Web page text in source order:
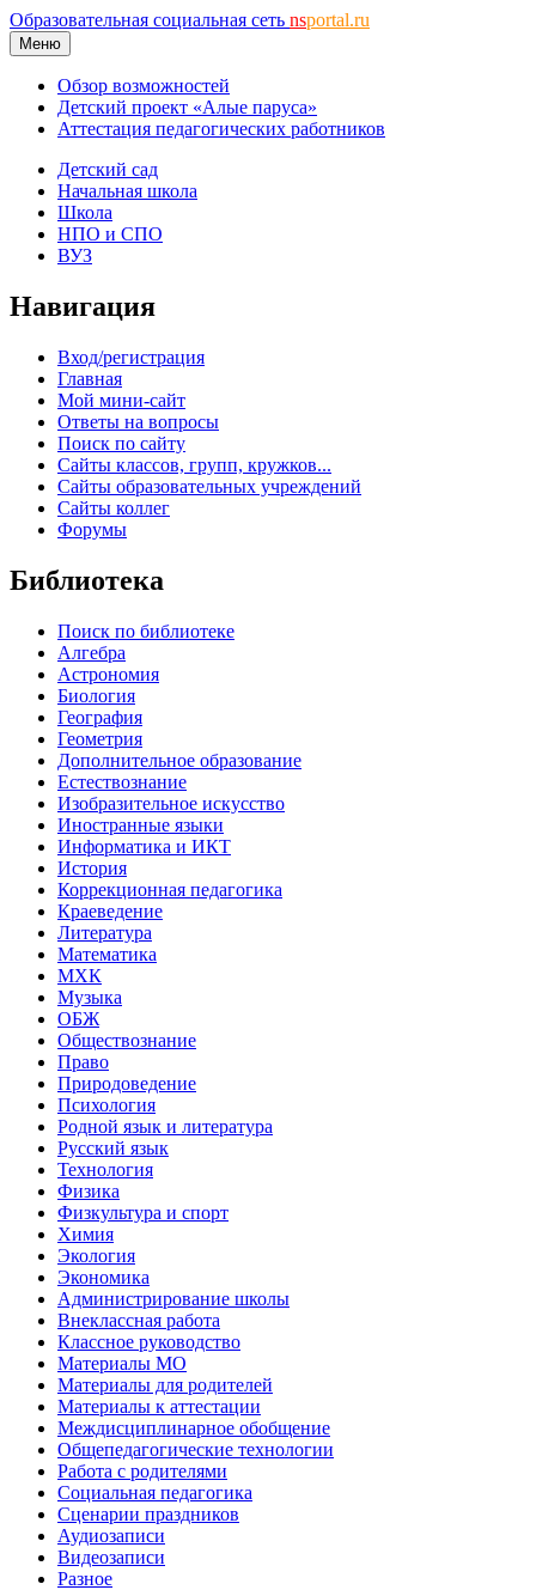
Образовательная социальная сеть nsportal.ru
Меню
Обзор возможностей
Детский проект «Алые паруса»
Аттестация педагогических работников
Детский сад
Начальная школа
Школа
НПО и СПО
ВУЗ
Навигация
Вход/регистрация
Главная
Мой мини-сайт
Ответы на вопросы
Поиск по сайту
Сайты классов, групп, кружков...
Сайты образовательных учреждений
Сайты коллег
Форумы
Библиотека
Поиск по библиотеке
Алгебра
Астрономия
Биология
География
Геометрия
Дополнительное образование
Естествознание
Изобразительное искусство
Иностранные языки
Информатика и ИКТ
История
Коррекционная педагогика
Краеведение
Литература
Математика
МХК
Музыка
ОБЖ
Обществознание
Право
Природоведение
Психология
Родной язык и литература
Русский язык
Технология
Физика
Физкультура и спорт
Химия
Экология
Экономика
Администрирование школы
Внеклассная работа
Классное руководство
Материалы МО
Материалы для родителей
Материалы к аттестации
Междисциплинарное обобщение
Общепедагогические технологии
Работа с родителями
Социальная педагогика
Сценарии праздников
Аудиозаписи
Видеозаписи
Разное